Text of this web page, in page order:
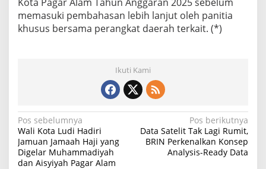
memasuki pembahasan lebih lanjut oleh panitia
khusus bersama perangkat daerah terkait. (*)
Ikuti Kami
N
a
v
Pos sebelumnya
Wali Kota Ludi Hadiri
Jamuan Jamaah Haji yang
Digelar Muhammadiyah
dan Aisyiyah Pagar Alam
Pos berikutnya
Data Satelit Tak Lagi Rumit,
BRIN Perkenalkan Konsep
Analysis-Ready Data